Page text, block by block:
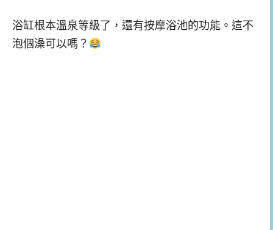
浴缸根本溫泉等級了，還有按摩浴池的功能。這不
泡個澡可以嗎？